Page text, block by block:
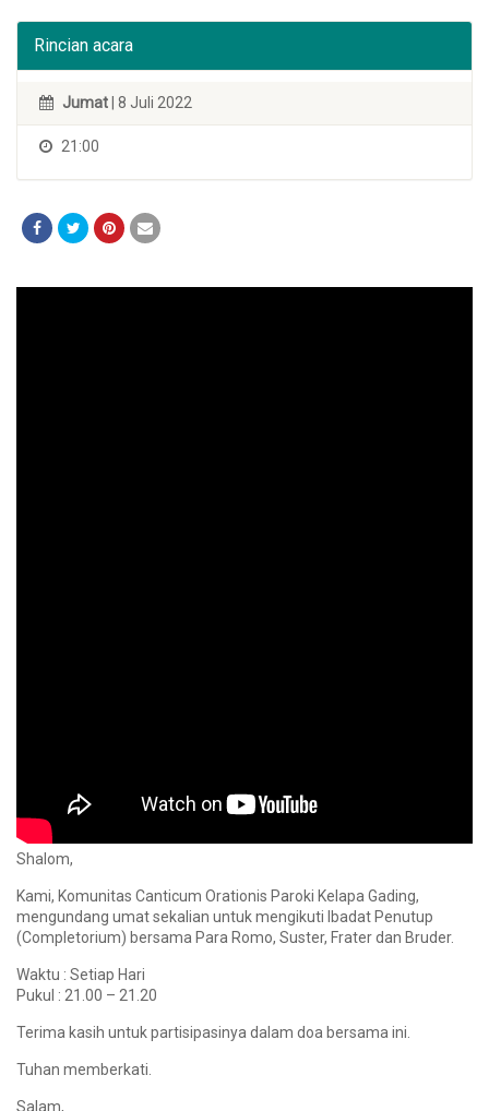
Rincian acara
Jumat | 8 Juli 2022
21:00
Shalom,
Kami, Komunitas Canticum Orationis Paroki Kelapa Gading,
mengundang umat sekalian untuk mengikuti Ibadat Penutup
(Completorium) bersama Para Romo, Suster, Frater dan Bruder.
Waktu : Setiap Hari
Pukul : 21.00 – 21.20
Terima kasih untuk partisipasinya dalam doa bersama ini.
Tuhan memberkati.
Salam,